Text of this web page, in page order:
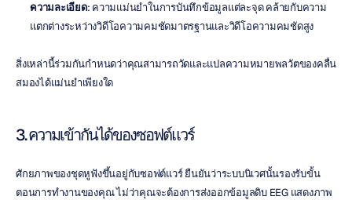
ความละเอียด: ความแม่นยำในการบันทึกข้อมูลแต่ละจุด คล้ายกับความ
แตกต่างระหว่างวิดีโอความคมชัดมาตรฐานและวิดีโอความคมชัดสูง
สิ่งเหล่านี้ร่วมกันกำหนดว่าคุณสามารถวัดและแปลความหมายพลวัตของคลื่น
สมองได้แม่นยำเพียงใด
3. ความเข้ากันได้ของซอฟต์แวร์
ศักยภาพของชุดหูฟังขึ้นอยู่กับซอฟต์แวร์ ยืนยันว่าระบบนิเวศนั้นรองรับขั้น
ตอนการทำงานของคุณ ไม่ว่าคุณจะต้องการส่งออกข้อมูลดิบ EEG แสดงภาพ